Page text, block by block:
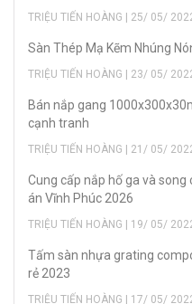
TRIỆU TIẾN HOÀNG | 25/ 05/
Sàn Thép Mạ Kẽm Nhúng
TRIỆU TIẾN HOÀNG | 23/ 05/
Bán nắp gang
cạnh tranh
TRIỆU TIẾN HOÀNG | 21/ 05/
Cung cấp nắp hố ga và
án Vĩnh Phúc 2026
TRIỆU TIẾN HOÀNG | 19/ 05/
Tấm sàn nhựa grating
rẻ 2023
TRIỆU TIẾN HOÀNG | 17/ 05/